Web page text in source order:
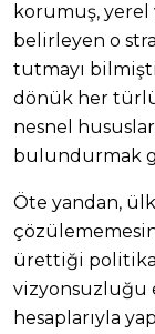
korumuş,
belirleyen o
tutmayı
dönük her türlü
nesnel
bulundurmak
Öte yandan,
ürettiği
vizyonsuzluğu
hesaplarıyla